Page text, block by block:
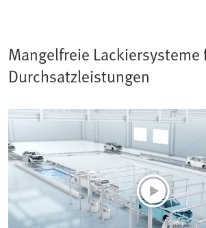
Mangelfreie Lackiersysteme
Durchsatzleistungen